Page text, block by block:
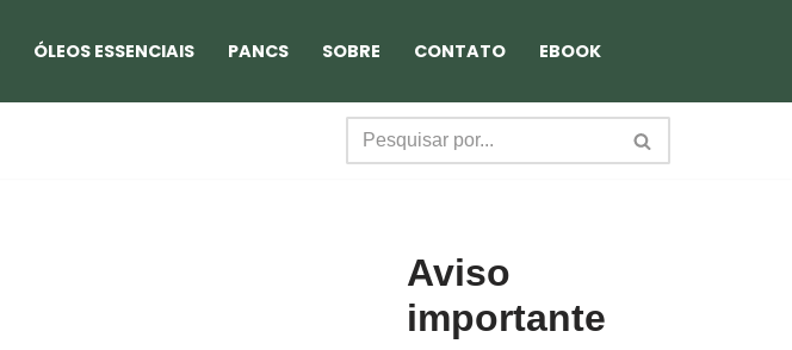
ÓLEOS ESSENCIAIS PANCS SOBRE CONTATO EBOOK
Aviso
importante